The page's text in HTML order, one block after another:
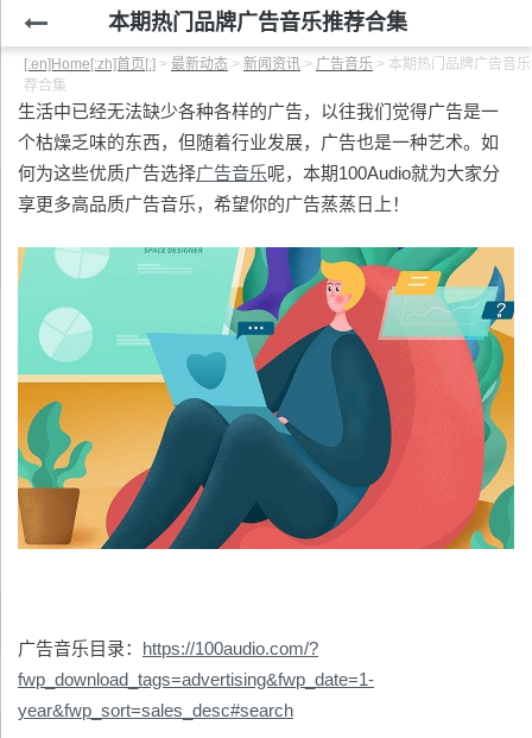
本期热门品牌广告音乐推荐合集
[:en]Home[:zh]首页[:] > 最新动态 > 新闻资讯 > 广告音乐 > 本期热门品牌广告音
荐合集
生活中已经无法缺少各种各样的广告，以往我们觉得广告是一
个枯燥乏味的东西，但随着行业发展，广告也是一种艺术。如
何为这些优质广告选择广告音乐呢，本期100Audio就为大家分
享更多高品质广告音乐，希望你的广告蒸蒸日上！
广告音乐目录： https://100audio.com/?
fwp_download_tags=advertising&fwp_date=1-
year&fwp_sort=sales_desc#search